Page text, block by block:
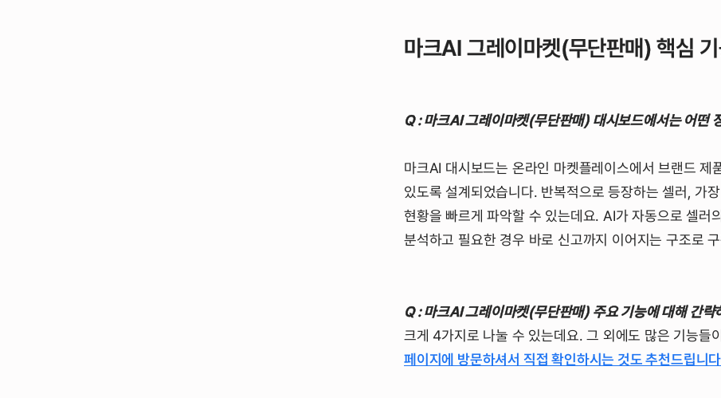
마크AI 그레이마켓(무단판매) 핵심
Q : 마크AI 그레이마켓(무단판매) 대시보드에서는 어떤
마크AI 대시보드는 온라인 마켓플레이스에서 브랜드
있도록 설계되었습니다. 반복적으로 등장하는 셀러, 가
현황을 빠르게 파악할 수 있는데요. AI가 자동으로 셀러
분석하고 필요한 경우 바로 신고까지 이어지는 구조로
Q : 마크AI 그레이마켓(무단판매) 주요 기능에 대해 간략
크게 4가지로 나눌 수 있는데요. 그 외에도 많은 기능들
페이지에 방문하셔서 직접 확인하시는 것도 추천드립니